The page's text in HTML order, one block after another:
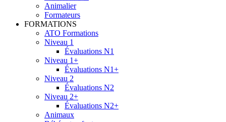
Animalier
Formateurs
FORMATIONS
ATO Formations
Niveau 1
Évaluations N1
Niveau 1+
Évaluations N1+
Niveau 2
Évaluations N2
Niveau 2+
Évaluations N2+
Animaux